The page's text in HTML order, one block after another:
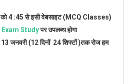
4 :45 से इसी वेबसाइट (MCQ Classes)
Studyपर उपलब्ध होगा
13 जनवरी (12 दिनों 24 शिफ्टों )तक रोज हम